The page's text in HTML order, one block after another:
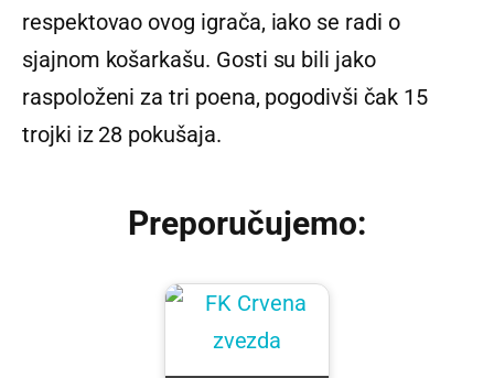
respektovao ovog igrača, iako se radi o
sjajnom košarkašu. Gosti su bili jako
raspoloženi za tri poena, pogodivši čak 15
trojki iz 28 pokušaja.
Preporučujemo: